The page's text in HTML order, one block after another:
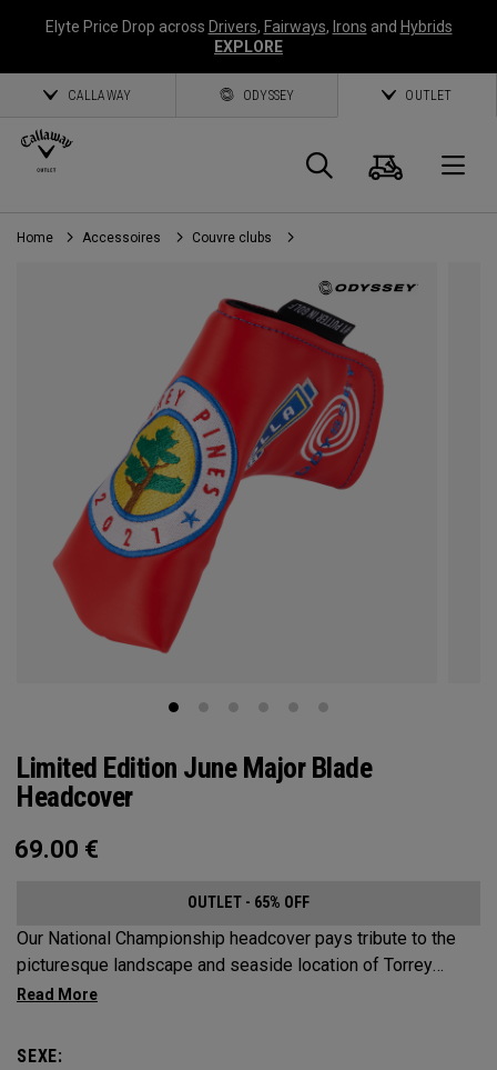
Elyte Price Drop across Drivers, Fairways, Irons and Hybrids
EXPLORE
CALLAWAY ODYSSEY OUTLET
Panier
Home Accessoires Couvre clubs
Limited Edition June Major Blade
Headcover
69.00 €
OUTLET - 65% OFF
Our National Championship headcover pays tribute to the
picturesque landscape and seaside location of Torrey
Pines, along with a classic red, white and blue design that
SEXE: